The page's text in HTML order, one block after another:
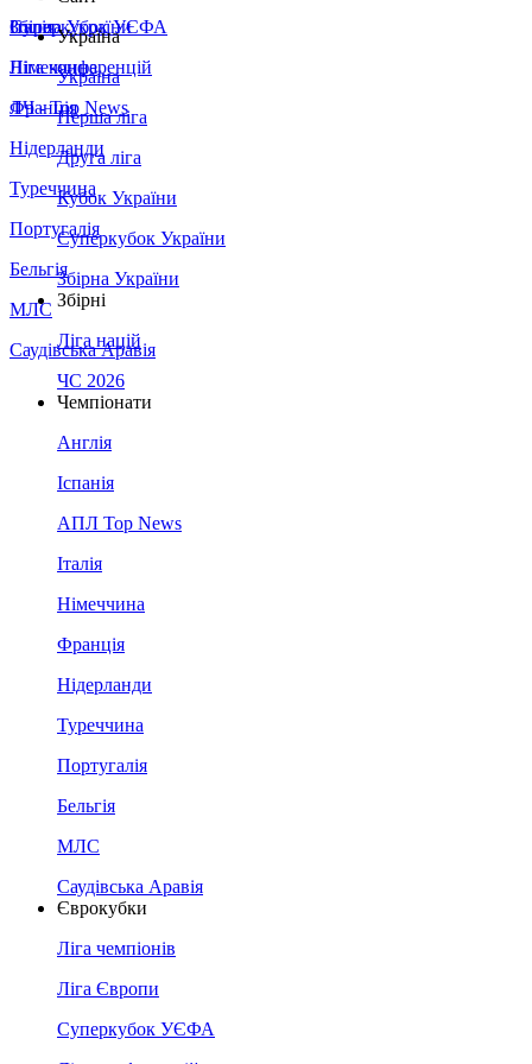
Збірна України
Італія
Німеччина
Франція
Нідерланди
Туреччина
Португалія
Бельгія
МЛС
Саудівська Аравія
Суперкубок УЄФА
Ліга конференцій
ЛЧ - Top News
Україна
Україна
Перша ліга
Друга ліга
Кубок України
Суперкубок України
Збірна України
Збірні
Ліга націй
ЧС 2026
Чемпіонати
Англія
Іспанія
АПЛ Top News
Італія
Німеччина
Франція
Нідерланди
Туреччина
Португалія
Бельгія
МЛС
Саудівська Аравія
Єврокубки
Ліга чемпіонів
Ліга Європи
Суперкубок УЄФА